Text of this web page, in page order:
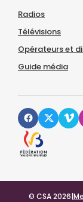
Radios
Télévisions
Opérateurs et
Guide média
© CSA 2026|